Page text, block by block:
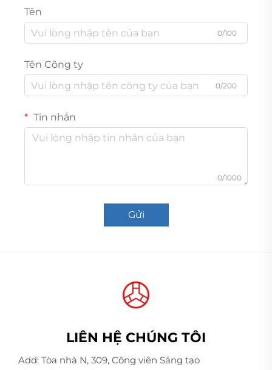
Tên
0/100
Tên Công ty
0/200
Tin nhắn
0/1000
Gửi
LIÊN HỆ CHÚNG TÔI
Add: Tòa nhà N, 309, Công viên Sáng tạo